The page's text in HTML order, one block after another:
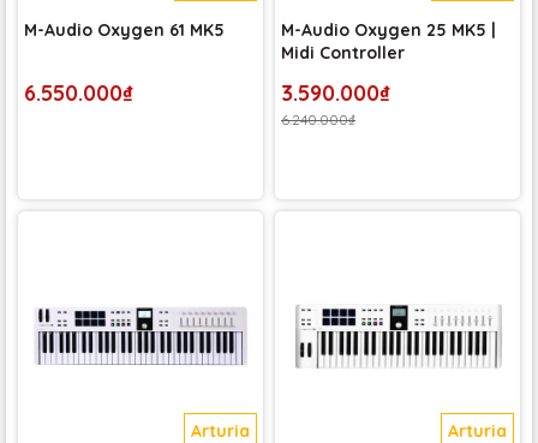
M-Audio Oxygen 61 MK5
6.550.000₫
M-Audio Oxygen 25 MK5 |
Midi Controller
3.590.000₫
6.240.000₫
Arturia Arturia